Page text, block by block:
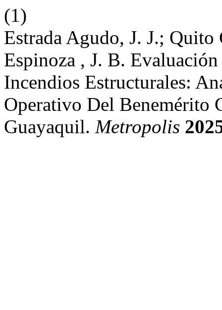
(1)
Estrada Agudo, J. J.;
Espinoza , J. B.
Incendios Estructurales:
Operativo Del Benemérito
Guayaquil. Metropolis